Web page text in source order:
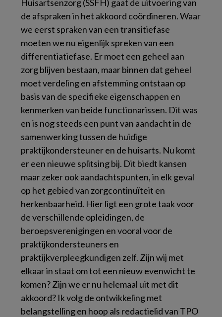
Huisartsenzorg (SSFH) gaat de uitvoering van
de afspraken in het akkoord coördineren. Waar
we eerst spraken van een transitiefase
moeten we nu eigenlijk spreken van een
differentiatiefase. Er moet een geheel aan
zorg blijven bestaan, maar binnen dat geheel
moet verdeling en afstemming ontstaan op
basis van de specifieke eigenschappen en
kenmerken van beide functionarissen. Dit was
en is nog steeds een punt van aandacht in de
samenwerking tussen de huidige
praktijkondersteuner en de huisarts. Nu komt
er een nieuwe splitsing bij. Dit biedt kansen
maar zeker ook aandachtspunten, in elk geval
op het gebied van zorgcontinuïteit en
herkenbaarheid. Hier ligt een grote taak voor
de verschillende opleidingen, de
beroepsverenigingen en vooral voor de
praktijkondersteuners en
praktijkverpleegkundigen zelf. Zijn wij met
elkaar in staat om tot een nieuw evenwicht te
komen? Zijn we er nu helemaal uit met dit
akkoord? Ik volg de ontwikkeling met
belangstelling en hoop als redactielid van TPO